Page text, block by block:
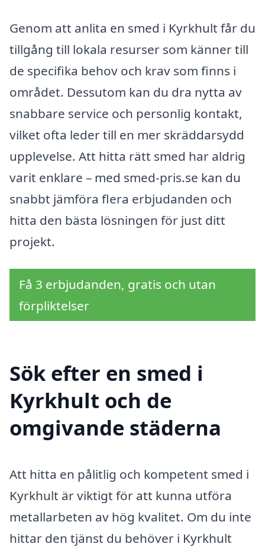
Genom att anlita en smed i Kyrkhult får du
tillgång till lokala resurser som känner till
de specifika behov och krav som finns i
området. Dessutom kan du dra nytta av
snabbare service och personlig kontakt,
vilket ofta leder till en mer skräddarsydd
upplevelse. Att hitta rätt smed har aldrig
varit enklare – med smed-pris.se kan du
snabbt jämföra flera erbjudanden och
hitta den bästa lösningen för just ditt
projekt.
Få 3 erbjudanden, gratis och utan
förpliktelser
Sök efter en smed i
Kyrkhult och de
omgivande städerna
Att hitta en pålitlig och kompetent smed i
Kyrkhult är viktigt för att kunna utföra
metallarbeten av hög kvalitet. Om du inte
hittar den tjänst du behöver i Kyrkhult